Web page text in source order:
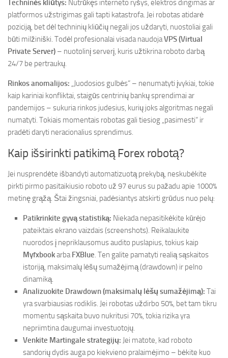
Techninės kliūtys: Nutrūkęs interneto ryšys, elektros dingimas ar
platformos užstrigimas gali tapti katastrofa. Jei robotas atidarė
poziciją, bet dėl techninių kliūčių negali jos uždaryti, nuostoliai gali
būti milžiniški. Todėl profesionalai visada naudojaVPS (Virtual
Private Server) – nuotolinį serverį, kuris užtikrina roboto darbą
24/7 be pertraukų.
Rinkos anomalijos: „Juodosios gulbės“ – nenumatyti įvykiai, tokie
kaip kariniai konfliktai, staigūs centrinių bankų sprendimai ar
pandemijos – sukuria rinkos judesius, kurių joks algoritmas negali
numatyti. Tokiais momentais robotas gali tiesiog „pasimesti“ ir
pradėti daryti neracionalius sprendimus.
Kaip išsirinkti patikimą Forex robotą?
Jei nusprendėte išbandyti automatizuotą prekybą, neskubėkite
pirkti pirmo pasitaikiusio roboto už 97 eurus su pažadu apie 1000%
metinę grąžą. Štai žingsniai, padėsiantys atskirti grūdus nuo pelų:
Patikrinkite gyvą statistiką: Niekada nepasitikėkite kūrėjo
pateiktais ekrano vaizdais (screenshots). Reikalaukite
nuorodos į nepriklausomus audito puslapius, tokius kaip
MyfxbookarbaFXBlue. Ten galite pamatyti realią sąskaitos
istoriją, maksimalų lėšų sumažėjimą (drawdown) ir pelno
dinamiką.
Analizuokite Drawdown (maksimalų lėšų sumažėjimą): Tai
yra svarbiausias rodiklis. Jei robotas uždirbo 50%, bet tam tikru
momentu sąskaita buvo nukritusi 70%, tokia rizika yra
nepriimtina daugumai investuotojų.
Venkite Martingale strategijų: Jei matote, kad roboto
sandorių dydis auga po kiekvieno pralaimėjimo – bėkite kuo